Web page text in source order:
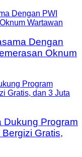
Dengan
Oknum
Dukung Program
Gratis,